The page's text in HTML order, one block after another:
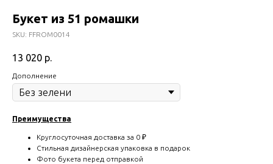
Букет из 51 ромашки
SKU: FFROM0014
13 020 р.
Дополнение
Преимущества
Круглосуточная доставка за 0 ₽
Стильная дизайнерская упаковка в подарок
Фото букета перед отправкой